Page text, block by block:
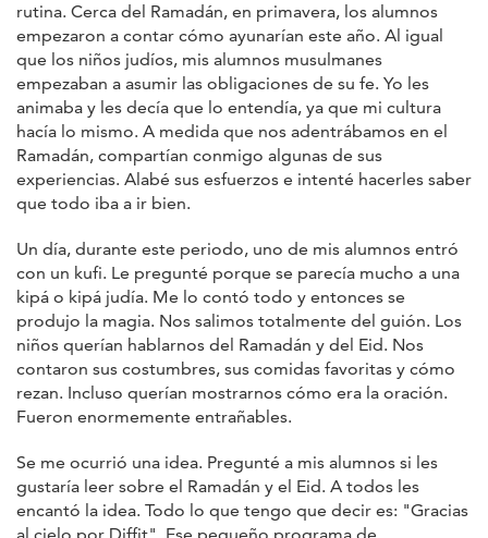
rutina. Cerca del Ramadán, en primavera, los alumnos
empezaron a contar cómo ayunarían este año. Al igual
que los niños judíos, mis alumnos musulmanes
empezaban a asumir las obligaciones de su fe. Yo les
animaba y les decía que lo entendía, ya que mi cultura
hacía lo mismo. A medida que nos adentrábamos en el
Ramadán, compartían conmigo algunas de sus
experiencias. Alabé sus esfuerzos e intenté hacerles saber
que todo iba a ir bien.
Un día, durante este periodo, uno de mis alumnos entró
con un kufi. Le pregunté porque se parecía mucho a una
kipá o kipá judía. Me lo contó todo y entonces se
produjo la magia. Nos salimos totalmente del guión. Los
niños querían hablarnos del Ramadán y del Eid. Nos
contaron sus costumbres, sus comidas favoritas y cómo
rezan. Incluso querían mostrarnos cómo era la oración.
Fueron enormemente entrañables.
Se me ocurrió una idea. Pregunté a mis alumnos si les
gustaría leer sobre el Ramadán y el Eid. A todos les
encantó la idea. Todo lo que tengo que decir es: "Gracias